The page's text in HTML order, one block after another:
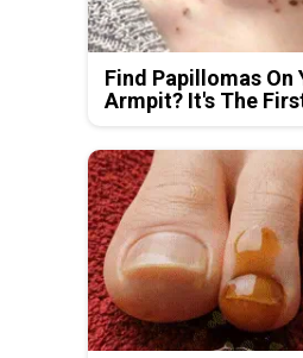
Find Papillomas On
Armpit? It's The